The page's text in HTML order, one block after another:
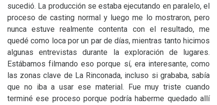
sucedió. La producción se estaba ejecutando en paralelo, el
proceso de casting normal y luego me lo mostraron, pero
nunca estuve realmente contenta con el resultado, me
quedé como loca por un par de días, mientras tanto hicimos
algunas entrevistas durante la exploración de lugares.
Estábamos filmando eso porque sí, era interesante, como
las zonas clave de La Rinconada, incluso si grababa, sabía
que no iba a usar ese material. Fue muy triste cuando
terminé ese proceso porque podría haberme quedado allí